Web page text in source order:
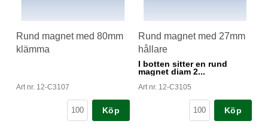
Rund magnet med 80mm
klämma
Art nr. 12-C3107
Köp
Rund magnet med 27mm
hållare
I botten sitter en rund
magnet diam 2...
Art nr. 12-C3105
Köp